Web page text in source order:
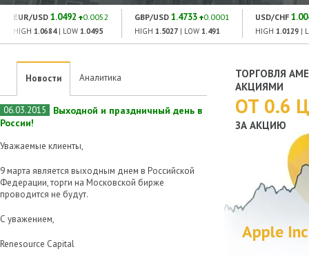
EUR/USD 1.0492 0.0052
HIGH 1.0684| LOW 1.0495
GBP/USD 1.4733 0.0001
HIGH 1.5027 | LOW 1.491
USD/CHF
HIGH 1.0129 |
Новости Аналитика
06.03.2015
Выходной и праздничный день в
России!
Уважаемые клиенты,
9 марта является выходным днем в Российской
Федерации, торги на Московской бирже
проводится не будут.
С уважением,
Renesource Capital
ТОРГОВЛЯ
АКЦИЯМИ
ОТ 0.6
ЗА АКЦИЮ
Apple